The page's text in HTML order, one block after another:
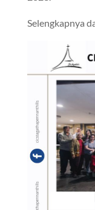
Selengkapnya